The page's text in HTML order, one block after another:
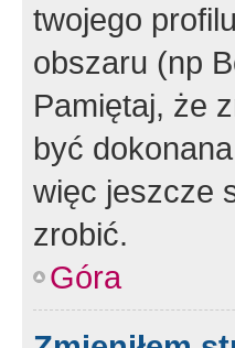
twojego
obszaru (np
Pamiętaj, że
być
więc jeszcze
zrobić.
Góra